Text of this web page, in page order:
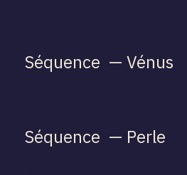
Séquence — Vénus
Séquence — Perle